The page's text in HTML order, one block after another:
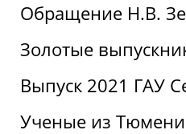
Обращение Н.В.
Золотые
Выпуск 2021 ГАУ
Ученые из Тюмени